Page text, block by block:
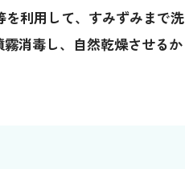
利用して、すみずみまで洗
消毒し、自然乾燥させるか